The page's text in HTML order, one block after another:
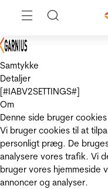
Samtykke
Detaljer
[#IABV2SETTINGS#]
Om
Denne side bruger cookies
Vi bruger cookies til at
personligt præg. De
analysere vores trafik. Vi
bruger vores hjemmeside
annoncer og analyser.